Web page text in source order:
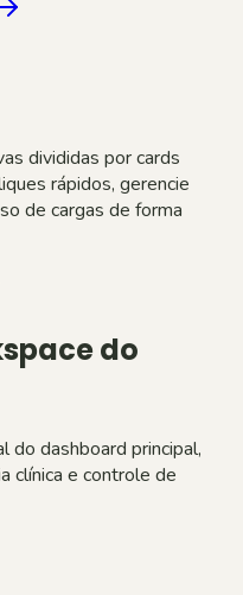
divididas por cards
rápidos, gerencie
de cargas de forma
do
do dashboard principal,
clínica e controle de